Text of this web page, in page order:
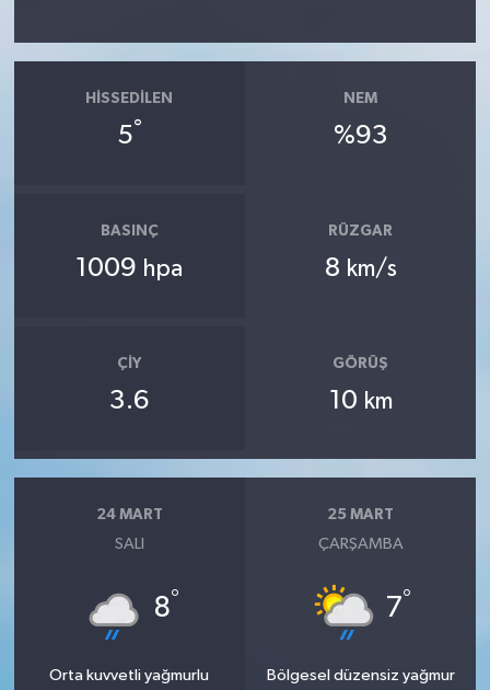
HISSEDILEN
5°
NEM
%93
BASINÇ
1009 hpa
RÜZGAR
8 km/s
ÇIY
3.6
GÖRÜŞ
10 km
24 MART
SALI
8°
Orta kuvvetli yağmurlu
25 MART
ÇARŞAMBA
7°
Bölgesel düzensiz yağmur